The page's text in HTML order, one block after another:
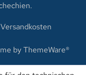
byThemeWare®